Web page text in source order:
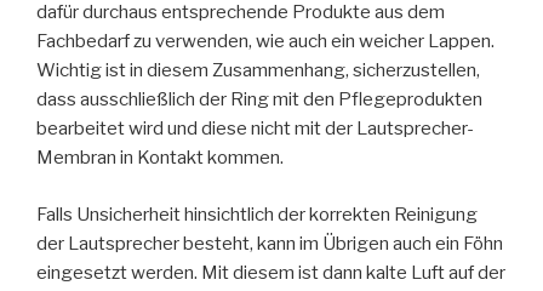
dafür durchaus entsprechende Produkte aus dem
Fachbedarf zu verwenden, wie auch ein weicher Lappen.
Wichtig ist in diesem Zusammenhang, sicherzustellen,
dass ausschließlich der Ring mit den Pflegeprodukten
bearbeitet wird und diese nicht mit der Lautsprecher-
Membran in Kontakt kommen.
Falls Unsicherheit hinsichtlich der korrekten Reinigung
der Lautsprecher besteht, kann im Übrigen auch ein Föhn
eingesetzt werden. Mit diesem ist dann kalte Luft auf der